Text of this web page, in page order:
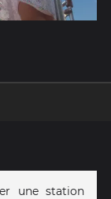
une station